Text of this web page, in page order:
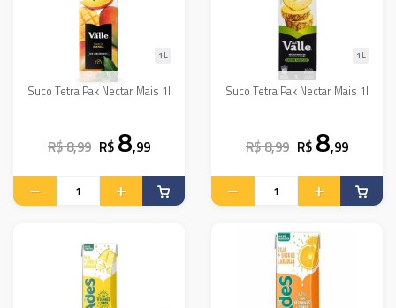
Suco Tetra Pak Nectar Mais 1l
1L
R$ 8,99 R$ 8,99
Suco Tetra Pak Nectar Mais 1l
1L
R$ 8,99 R$ 8,99